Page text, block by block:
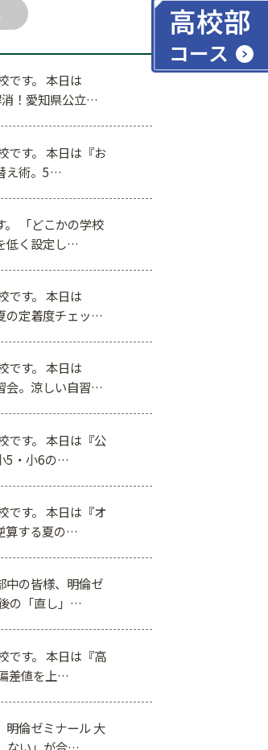
高校部
コース
です。 本日は
消！愛知県公立…
です。 本日は『お
え術。5…
。 「どこかの学校
低く設定し…
です。 本日は
の定着度チェッ…
です。 本日は
会。涼しい自習…
です。 本日は『公
5・小6の…
です。 本日は『オ
算する夏の…
中の皆様、明倫ゼ
の「直し」…
です。 本日は『高
差値を上…
明倫ゼミナール 大